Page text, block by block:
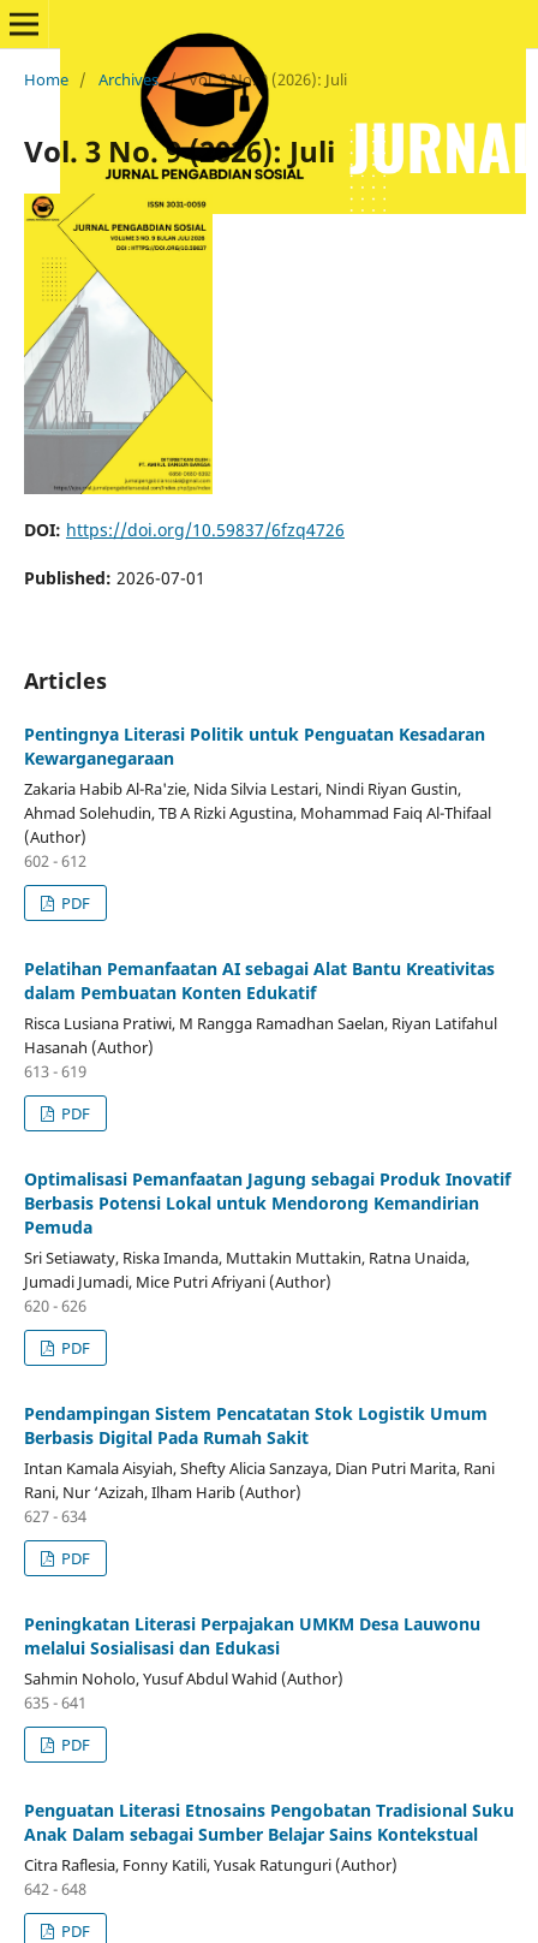
Home / Archives / Vol. 3 No. 9 (2026): Juli
Vol. 3 No. 9 (2026): Juli
DOI: https://doi.org/10.59837/6fzq4726
Published: 2026-07-01
Articles
Pentingnya Literasi Politik untuk Penguatan Kesadaran
Kewarganegaraan
Zakaria Habib Al-Ra'zie, Nida Silvia Lestari, Nindi Riyan Gustin,
Ahmad Solehudin, TB A Rizki Agustina, Mohammad Faiq Al-Thifaal
(Author)
602 - 612
PDF
Pelatihan Pemanfaatan AI sebagai Alat Bantu Kreativitas
dalam Pembuatan Konten Edukatif
Risca Lusiana Pratiwi, M Rangga Ramadhan Saelan, Riyan Latifahul
Hasanah (Author)
613 - 619
PDF
Optimalisasi Pemanfaatan Jagung sebagai Produk Inovatif
Berbasis Potensi Lokal untuk Mendorong Kemandirian
Pemuda
Sri Setiawaty, Riska Imanda, Muttakin Muttakin, Ratna Unaida,
Jumadi Jumadi, Mice Putri Afriyani (Author)
620 - 626
PDF
Pendampingan Sistem Pencatatan Stok Logistik Umum
Berbasis Digital Pada Rumah Sakit
Intan Kamala Aisyiah, Shefty Alicia Sanzaya, Dian Putri Marita, Rani
Rani, Nur ‘Azizah, Ilham Harib (Author)
627 - 634
PDF
Peningkatan Literasi Perpajakan UMKM Desa Lauwonu
melalui Sosialisasi dan Edukasi
Sahmin Noholo, Yusuf Abdul Wahid (Author)
635 - 641
PDF
Penguatan Literasi Etnosains Pengobatan Tradisional Suku
Anak Dalam sebagai Sumber Belajar Sains Kontekstual
Citra Raflesia, Fonny Katili, Yusak Ratunguri (Author)
642 - 648
PDF